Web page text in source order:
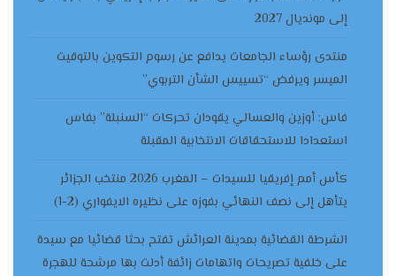
إلى مونديال 2027
منتدى رؤساء الجامعات يدافع عن رسوم التكوين بالتوقيت
الميسر ويرفض “تسييس الشأن التربوي”
فاس: أوزين والعسالي يقودان تحركات “السنبلة” بفاس
استعدادا للاستحقاقات الانتخابية المقبلة
كأس أمم إفريقيا للسيدات – المغرب 2026 منتخب الجزائر
يتأهل إلى نصف النهائي بفوزه على نظيره الايفواري (2-1)
الشرطة القضائية بمدينة العرائش تفتح بحثا قضائيا مع سيدة
على خلفية تصريحات واتهامات زائفة أدلت بها مرشحة للهجرة